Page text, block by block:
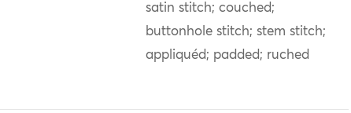
satin stitch; couched;
buttonhole stitch; stem stitch;
appliquéd; padded; ruched